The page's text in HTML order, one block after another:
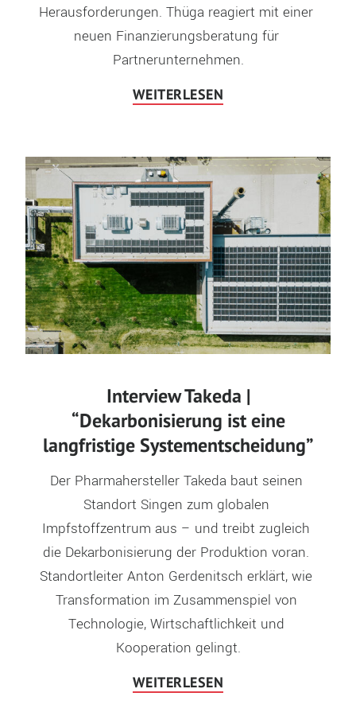
Herausforderungen. Thüga reagiert mit einer
neuen Finanzierungsberatung für
Partnerunternehmen.
WEITERLESEN
Interview Takeda |
“Dekarbonisierung ist eine
langfristige Systementscheidung”
Der Pharmahersteller Takeda baut seinen
Standort Singen zum globalen
Impfstoffzentrum aus – und treibt zugleich
die Dekarbonisierung der Produktion voran.
Standortleiter Anton Gerdenitsch erklärt, wie
Transformation im Zusammenspiel von
Technologie, Wirtschaftlichkeit und
Kooperation gelingt.
WEITERLESEN